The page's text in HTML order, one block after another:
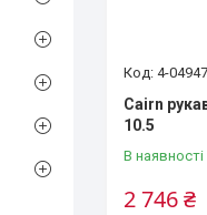
4-
Cairn
10.5
В наявності
2 746 ₴